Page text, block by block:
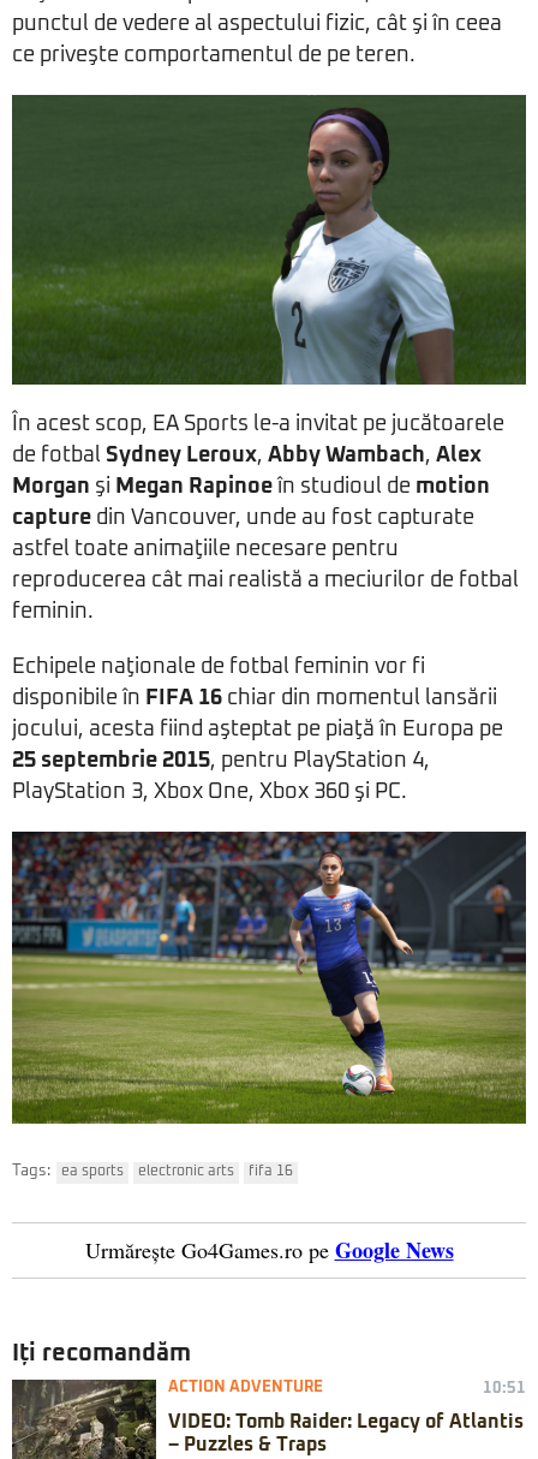
punctul de vedere al aspectului fizic, cât şi în ceea
ce priveşte comportamentul de pe teren.
În acest scop, EA Sports le-a invitat pe jucătoarele
de fotbal Sydney Leroux, Abby Wambach, Alex
Morgan şi Megan Rapinoe în studioul de motion
capture din Vancouver, unde au fost capturate
astfel toate animaţiile necesare pentru
reproducerea cât mai realistă a meciurilor de fotbal
feminin.
Echipele naţionale de fotbal feminin vor fi
disponibile în FIFA 16 chiar din momentul lansării
jocului, acesta fiind aşteptat pe piaţă în Europa pe
25 septembrie 2015, pentru PlayStation 4,
PlayStation 3, Xbox One, Xbox 360 şi PC.
Tags: ea sports electronic arts fifa 16
Urmărește Go4Games.ro pe Google News
Iți recomandăm
ACTION ADVENTURE 10:51
VIDEO: Tomb Raider: Legacy of Atlantis
– Puzzles & Traps